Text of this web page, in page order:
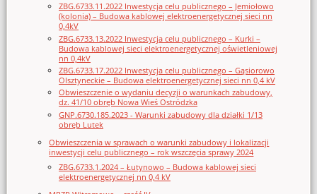
ZBG.6733.11.2022 Inwestycja celu publicznego – Jemiołowo
(kolonia) – Budowa kablowej elektroenergetycznej sieci nn
0,4kV
ZBG.6733.13.2022 Inwestycja celu publicznego – Kurki –
Budowa kablowej sieci elektroenergetycznej oświetleniowej
nn 0,4kV
ZBG.6733.17.2022 Inwestycja celu publicznego – Gąsiorowo
Olsztyneckie – Budowa elektroenergetycznej sieci nn 0,4 kV
Obwieszczenie o wydaniu decyzji o warunkach zabudowy,
dz. 41/10 obręb Nowa Wieś Ostródzka
GNP.6730.185.2023 - Warunki zabudowy dla działki 1/13
obręb Lutek
Obwieszczenia w sprawach o warunki zabudowy i lokalizacji
inwestycji celu publicznego – rok wszczęcia sprawy 2024
ZBG.6733.1.2024 – Łutynowo – Budowa kablowej sieci
elektroenergetycznej nn 0,4 kV